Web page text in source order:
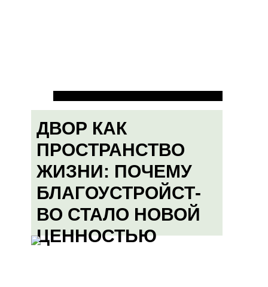
ДВОР КАК
ПРОСТРАНСТВО
ЖИЗНИ: ПОЧЕМУ
БЛАГОУСТРОЙСТ-
ВО СТАЛО НОВОЙ
ЦЕННОСТЬЮ